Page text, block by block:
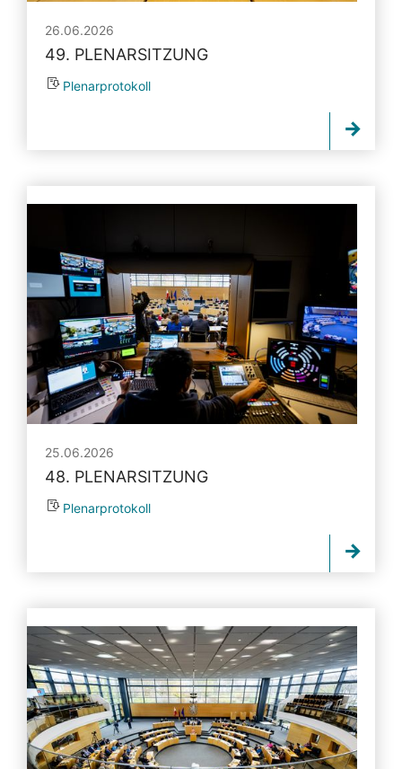
26.06.2026
49. PLENARSITZUNG
Plenarprotokoll
25.06.2026
48. PLENARSITZUNG
Plenarprotokoll